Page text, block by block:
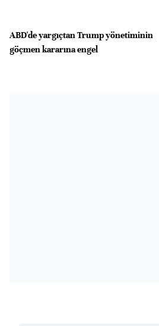
ABD'de yargıçtan Trump yönetiminin
göçmen kararına engel